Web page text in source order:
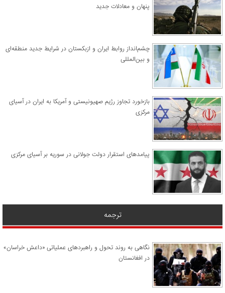
پنهان و معادلات جدید
چشم‌انداز روابط ایران و ازبکستان در شرایط جدید منطقه‌ای
و بین‌المللی
​بازخورد تجاوز رژیم صهیونیستی و آمریکا به ایران در آسیای
مرکزی
پیامدهای استقرار دولت جولانی در سوریه بر آسیای مرکزی
ترجمه
نگاهی به روند تحول و راهبردهای عملیاتی «داعش خراسان»
در افغانستان